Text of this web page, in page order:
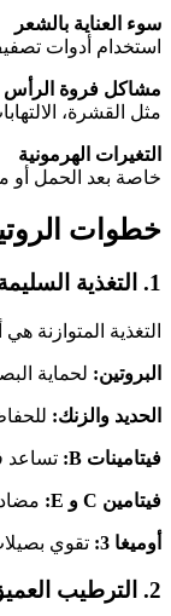
سوء العناية بالشعر
استخدام أدوات
مشاكل فروة الرأس
مثل القشرة،
التغيرات الهرمونية
خاصة بعد الحمل أو
خطوات
1. التغذية السليمة للشعر
التغذية
البروتين: لحماية
الحديد والزنك:
فيتامينات B: تساعد
فيتامين C و E:
أوميغا 3: تقوي
2. الترطيب العميق للشعر